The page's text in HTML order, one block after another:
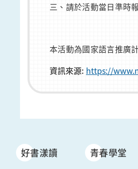
三、請於活動當日準時
本活動為國家語言推廣
資訊來源: https://
好書漾讀 青春學堂